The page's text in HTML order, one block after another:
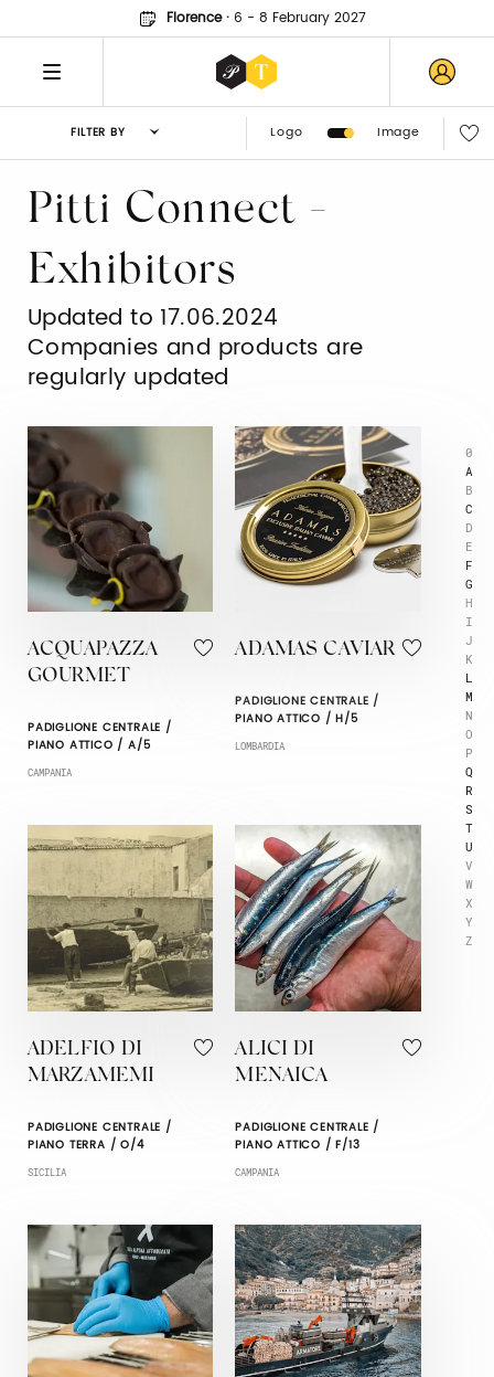
Florence· 6 - 8 February 2027
FILTER BY Logo Image
0
A
B
C
D
E
F
G
H
I
J
K
L
M
N
O
P
Q
R
S
T
U
V
W
X
Y
Z
Pitti Connect -
Exhibitors
Updated to 17.06.2024
Companies and products are
regularly updated
ACQUAPAZZA
GOURMET
PADIGLIONE CENTRALE /
PIANO ATTICO / A/5
CAMPANIA
ADAMAS CAVIAR
PADIGLIONE CENTRALE /
PIANO ATTICO / H/5
LOMBARDIA
ADELFIO DI
MARZAMEMI
PADIGLIONE CENTRALE /
PIANO TERRA / O/4
SICILIA
ALICI DI
MENAICA
PADIGLIONE CENTRALE /
PIANO ATTICO / F/13
CAMPANIA